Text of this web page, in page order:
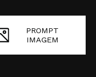
PROMPT
IMAGEM